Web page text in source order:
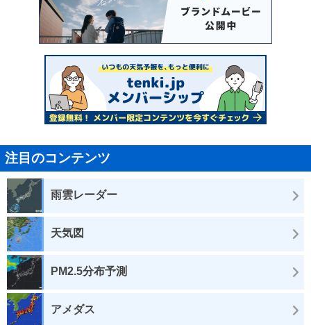
注目のコンテンツ
雨雲レーダー
天気図
PM2.5分布予測
アメダス